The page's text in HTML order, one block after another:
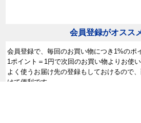
会員登録がオスス
会員登録で、毎回のお買い物につき1%のポ
1ポイント＝1円で次回のお買い物よりお使い
よく使うお届け先の登録もしておけるので
けて便利です。